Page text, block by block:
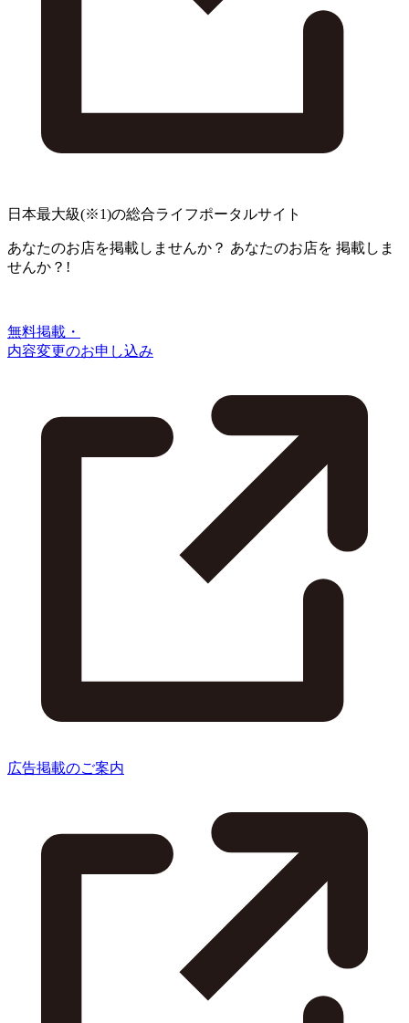
日本最大級(※1)の総合ライフポータルサイト
あなたのお店を掲載しませんか？ あなたのお店を 掲載しま
せんか？!
無料掲載・
内容変更のお申し込み
広告掲載のご案内